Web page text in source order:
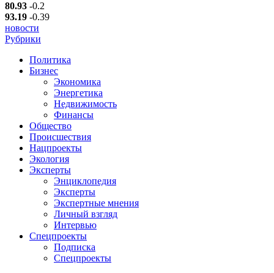
80.93 -0.2
93.19 -0.39
новости
Рубрики
Политика
Бизнес
Экономика
Энергетика
Недвижимость
Финансы
Общество
Происшествия
Нацпроекты
Экология
Эксперты
Энциклопедия
Эксперты
Экспертные мнения
Личный взгляд
Интервью
Спецпроекты
Подписка
Спецпроекты